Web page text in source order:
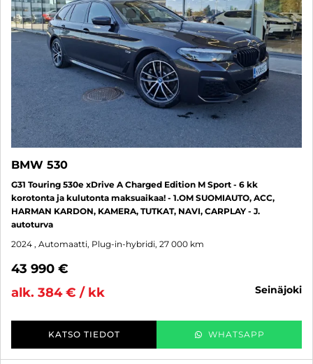
BMW 530
G31 Touring 530e xDrive A Charged Edition M Sport - 6 kk
korotonta ja kulutonta maksuaikaa! - 1.OM SUOMIAUTO, ACC,
HARMAN KARDON, KAMERA, TUTKAT, NAVI, CARPLAY - J.
autoturva
2024 , Automaatti, Plug-in-hybridi, 27 000 km
43 990 €
alk. 384 € / kk
seinäjoki
KATSO TIEDOT WHATSAPP